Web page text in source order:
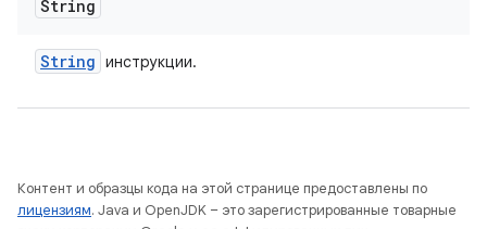
String
String инструкции.
Контент и образцы кода на этой странице предоставлены по
лицензиям. Java и OpenJDK – это зарегистрированные товарные